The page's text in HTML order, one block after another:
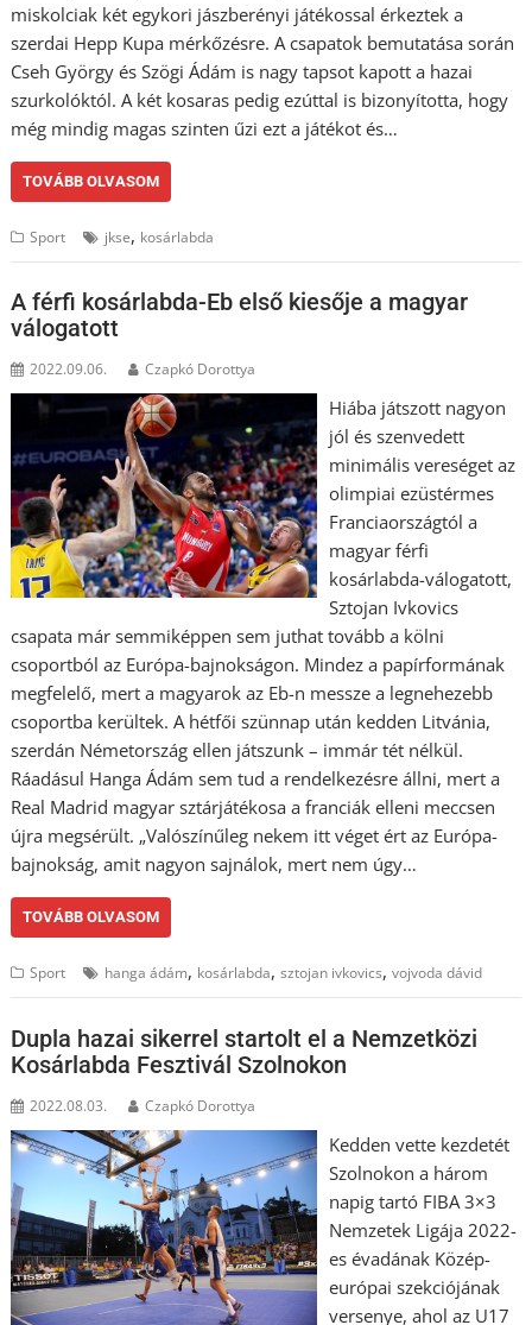
miskolciak két egykori jászberényi játékossal érkeztek a
szerdai Hepp Kupa mérkőzésre. A csapatok bemutatása során
Cseh György és Szögi Ádám is nagy tapsot kapott a hazai
szurkolóktól. A két kosaras pedig ezúttal is bizonyította, hogy
még mindig magas szinten űzi ezt a játékot és…
TOVÁBB OLVASOM
Sport jkse, kosárlabda
A férfi kosárlabda-Eb első kiesője a magyar
válogatott
2022.09.06. Czapkó Dorottya
Hiába játszott nagyon
jól és szenvedett
minimális vereséget az
olimpiai ezüstérmes
Franciaországtól a
magyar férfi
kosárlabda-válogatott,
Sztojan Ivkovics
csapata már semmiképpen sem juthat tovább a kölni
csoportból az Európa-bajnokságon. Mindez a papírformának
megfelelő, mert a magyarok az Eb-n messze a legnehezebb
csoportba kerültek. A hétfői szünnap után kedden Litvánia,
szerdán Németország ellen játszunk – immár tét nélkül.
Ráadásul Hanga Ádám sem tud a rendelkezésre állni, mert a
Real Madrid magyar sztárjátékosa a franciák elleni meccsen
újra megsérült. „Valószínűleg nekem itt véget ért az Európa-
bajnokság, amit nagyon sajnálok, mert nem úgy…
TOVÁBB OLVASOM
Sport hanga ádám, kosárlabda,sztojan ivkovics,vojvoda dávid
Dupla hazai sikerrel startolt el a Nemzetközi
Kosárlabda Fesztivál Szolnokon
2022.08.03. Czapkó Dorottya
Kedden vette kezdetét
Szolnokon a három
napig tartó FIBA 3×3
Nemzetek Ligája 2022-
es évadának Közép-
európai szekciójának
versenye, ahol az U17